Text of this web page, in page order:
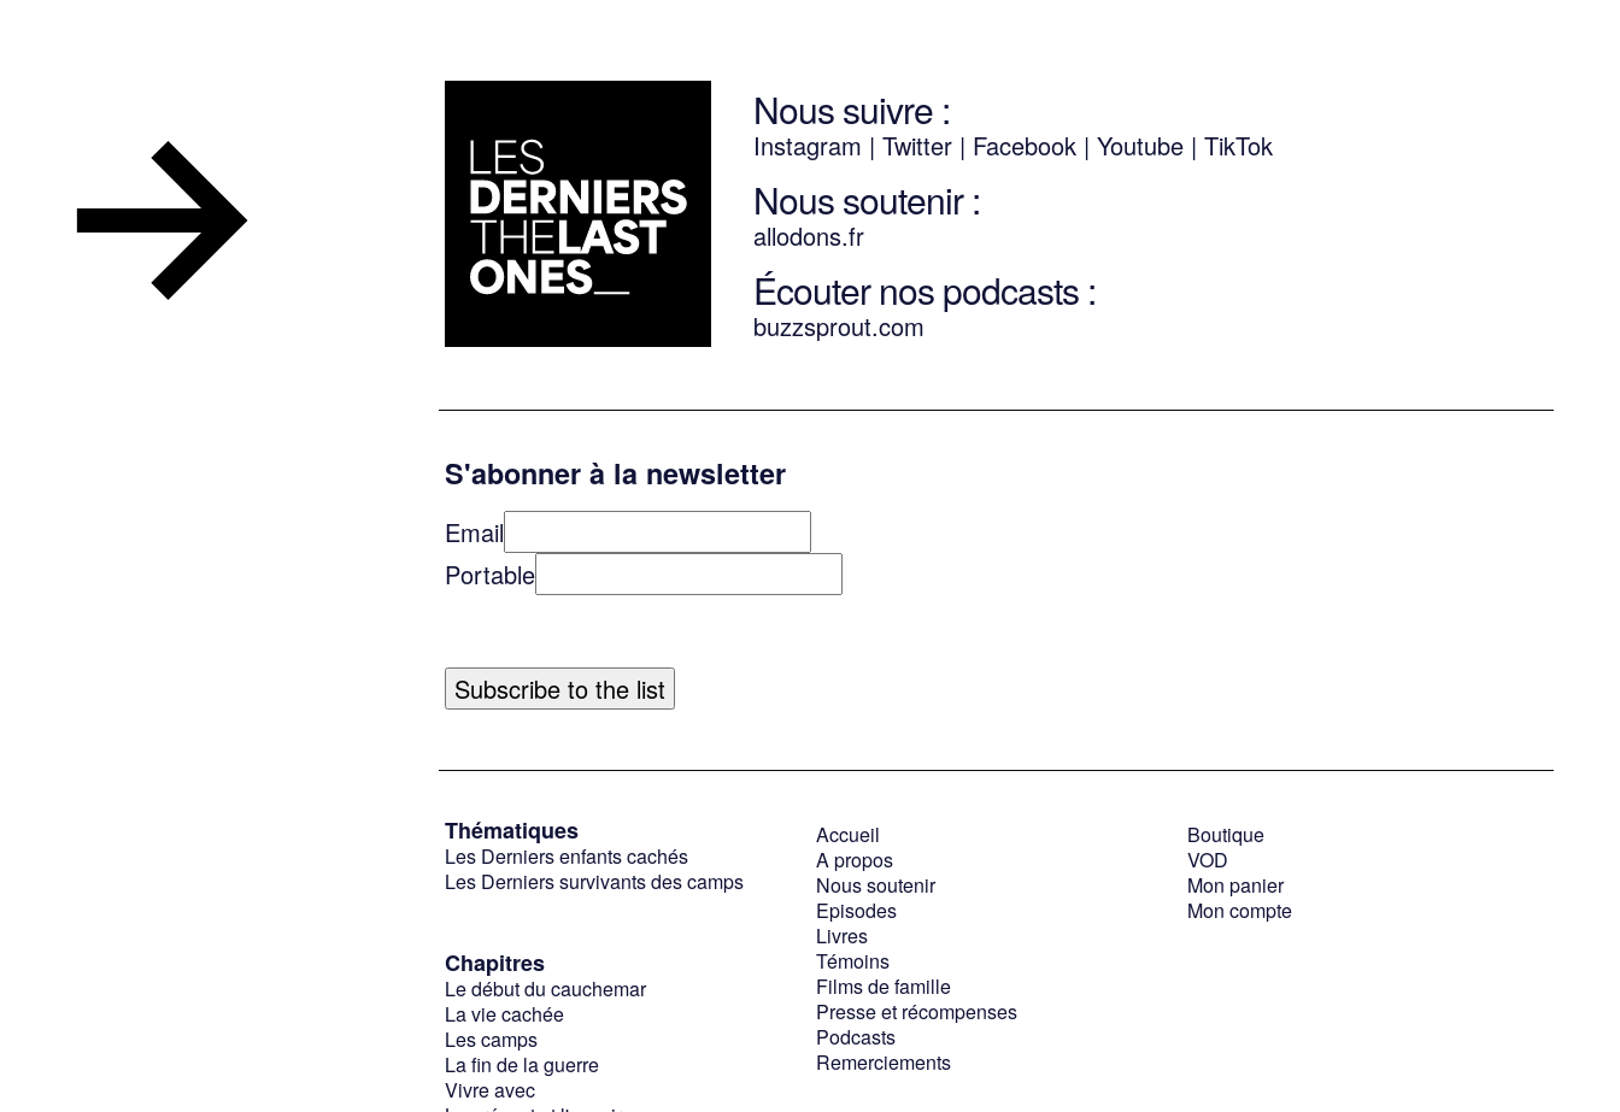
Nous suivre :
Instagram | Twitter| Facebook | Youtube| TikTok
Nous soutenir :
allodons.fr
Écouter nos podcasts :
buzzsprout.com
S'abonner à la newsletter
Email
Portable
Thématiques
Les Derniers enfants cachés
Les Derniers survivants des camps
Chapitres
Le début du cauchemar
La vie cachée
Les camps
La fin de la guerre
Vivre avec
Accueil
A propos
Nous soutenir
Episodes
Livres
Témoins
Films de famille
Presse et récompenses
Podcasts
Remerciements
Boutique
VOD
Mon panier
Mon compte